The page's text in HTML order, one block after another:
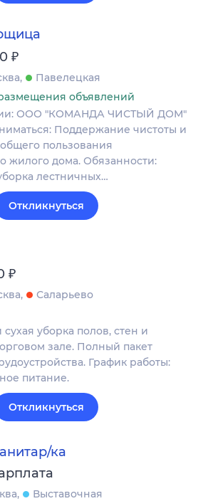
₽
Павелецкая
объявлений
ООО "КОМАНДА ЧИСТЫЙ ДОМ"
Поддержание чистоты и
пользования
жилого дома. Обязанности:
лестничных…
Откликнуться
₽
Саларьево
уборка полов, стен и
зале. Полный пакет
График работы:
питание.
Откликнуться
ка
Выставочная